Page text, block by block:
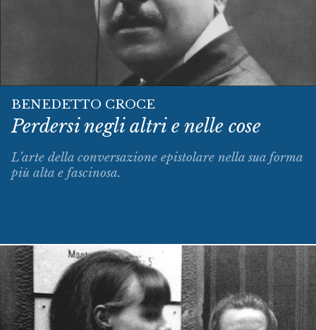
BENEDETTO CROCE
Perdersi negli altri e nelle cose
L’arte della conversazione epistolare nella sua forma
più alta e fascinosa.